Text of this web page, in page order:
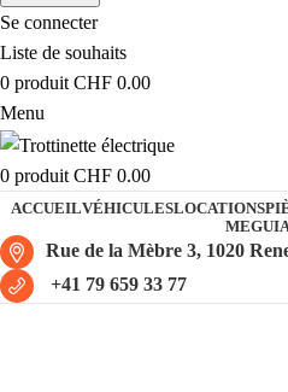
Se connecter
Liste de souhaits
0 produit CHF 0.00
Menu
0 produit CHF 0.00
ACCUEILVÉHICULESLOCATIONS
Rue de la Mèbre 3, 1020
+41 79 659 33 77